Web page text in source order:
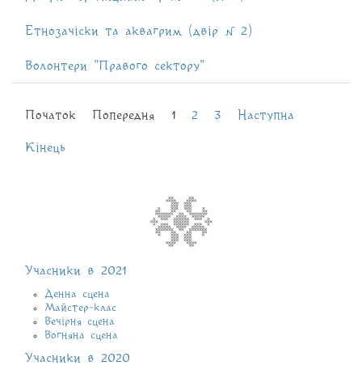
Етнозачіски та аквагрим (двір № 2)
Волонтери "Правого сектору"
Початок Попередня 1 2 3 Наступна
Кінець
Учасники в 2021
Денна сцена
Майстер-клас
Вечірня сцена
Вогняна сцена
Учасники в 2020